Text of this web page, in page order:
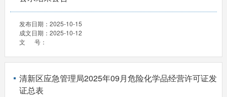
发布日期： 2025-10-15
成文日期： 2025-10-12
文 号：
清新区应急管理局2025年09月危险化学品经营许可证发
证总表